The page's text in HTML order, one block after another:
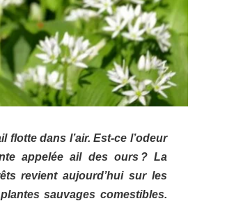
flotte dans l’air. Est-ce l’odeur
appelée ail des ours ? La
revient aujourd’hui sur les
sauvages comestibles.